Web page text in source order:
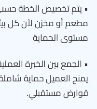
• يتم تخصيص الخطة
مطعم أو مخزن لأن كل
مستوى الحماية
• الجمع بين الخبرة
يمنح العميل حماية
قوارض مستقبلي.